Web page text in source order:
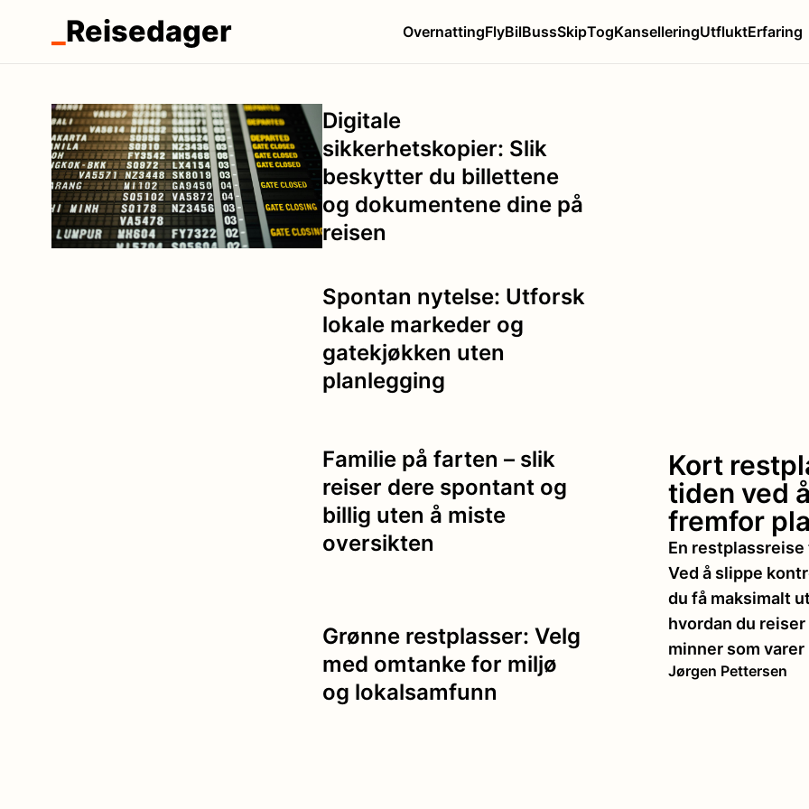
Reisedager OvernattingFlyBilBussSkipTogKanselleringUtfluktErfaring
Digitale
sikkerhetskopier: Slik
beskytter du billettene
og dokumentene dine på
reisen
Spontan nytelse: Utforsk
lokale markeder og
gatekjøkken uten
planlegging
Familie på farten – slik
reiser dere spontant og
billig uten å miste
oversikten
Grønne restplasser: Velg
med omtanke for miljø
og lokalsamfunn
Kort
tiden ved
fremfor
En
Ved å slippe
du få maksimalt
hvordan du
minner som
Jørgen Pettersen